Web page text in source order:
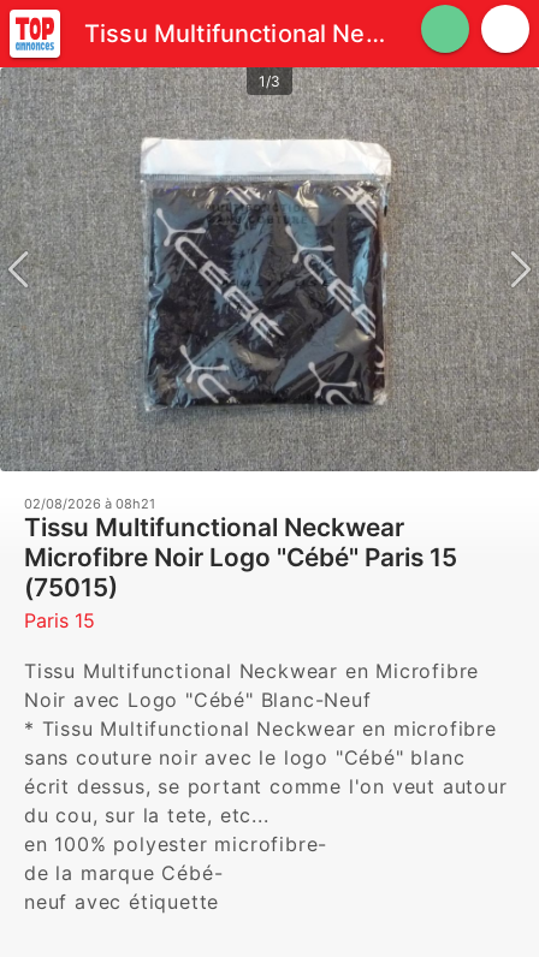
Tissu Multifunctional Neckwear Microfibre Noir Logo "Cébé"
1/3
02/08/2026 à 08h21
Tissu Multifunctional Neckwear
Microfibre Noir Logo "Cébé" Paris 15
(75015)
Paris 15
Tissu Multifunctional Neckwear en Microfibre
Noir avec Logo "Cébé" Blanc-Neuf
* Tissu Multifunctional Neckwear en microfibre
sans couture noir avec le logo "Cébé" blanc
écrit dessus, se portant comme l'on veut autour
du cou, sur la tete, etc...
en 100% polyester microfibre-
de la marque Cébé-
neuf avec étiquette